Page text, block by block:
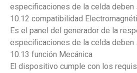
especificaciones de la celda deben
10.12 compatibilidad
Es el panel del generador de la
especificaciones de la celda deben
10.13 función Mecánica
El dispositivo cumple con los